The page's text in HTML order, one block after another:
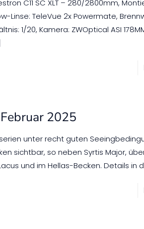
C11 SC XLT – 280/2800mm,
Linse: TeleVue 2x Powermate,
1/20, Kamera: ZWOptical ASI
2025
unter recht guten
sichtbar, so neben Syrtis Major,
und im Hellas-Becken. Details in